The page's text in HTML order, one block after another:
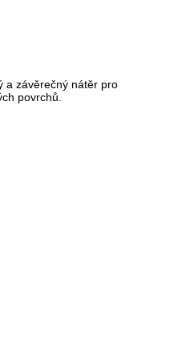
a závěrečný nátěr pro
povrchů.